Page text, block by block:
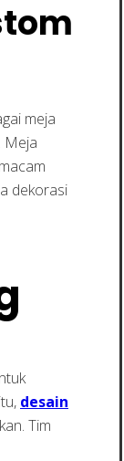
meja
Meja
dekorasi
desain
Tim